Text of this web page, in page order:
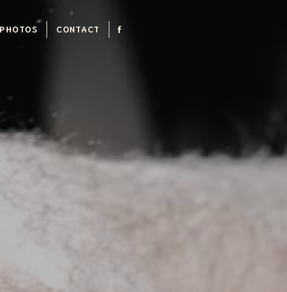
PHOTOS CONTACT